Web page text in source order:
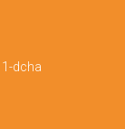
dcha